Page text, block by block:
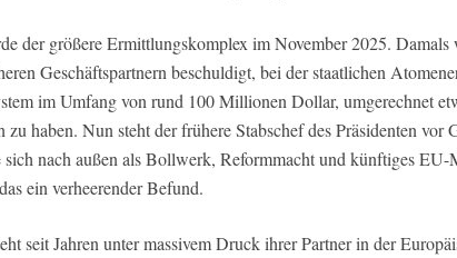
der größere Ermittlungskomplex im November 2025. Damals
Geschäftspartnern beschuldigt, bei der staatlichen
im Umfang von rund 100 Millionen Dollar, umgerechnet
zu haben. Nun steht der frühere Stabschef des Präsidenten vor
sich nach außen als Bollwerk, Reformmacht und künftiges EU-
ein verheerender Befund.
seit Jahren unter massivem Druck ihrer Partner in der